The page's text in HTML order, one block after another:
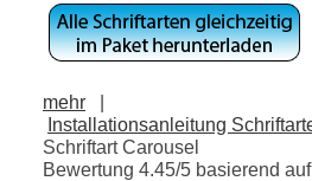
mehr
|
Installationsanleitung
Schriftart Carousel
Bewertung 4.45/5 basierend auf